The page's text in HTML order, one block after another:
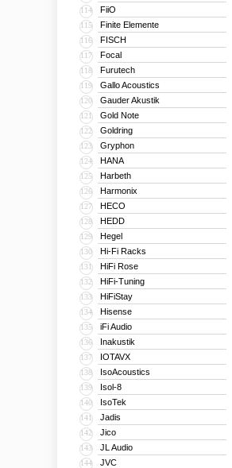
114 FiiO
115 Finite Elemente
116 FISCH
117 Focal
118 Furutech
119 Gallo Acoustics
120 Gauder Akustik
121 Gold Note
122 Goldring
123 Gryphon
124 HANA
125 Harbeth
126 Harmonix
127 HECO
128 HEDD
129 Hegel
130 Hi-Fi Racks
131 HiFi Rose
132 HiFi-Tuning
133 HiFiStay
134 Hisense
135 iFi Audio
136 Inakustik
137 IOTAVX
138 IsoAcoustics
139 Isol-8
140 IsoTek
141 Jadis
142 Jico
143 JL Audio
144 JVC